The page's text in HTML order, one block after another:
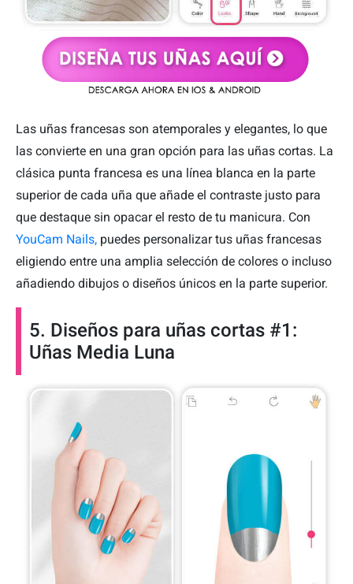
Las uñas francesas son atemporales y elegantes, lo que
las convierte en una gran opción para las uñas cortas. La
clásica punta francesa es una línea blanca en la parte
superior de cada uña que añade el contraste justo para
que destaque sin opacar el resto de tu manicura. Con
YouCam Nails, puedes personalizar tus uñas francesas
eligiendo entre una amplia selección de colores o incluso
añadiendo dibujos o diseños únicos en la parte superior.
5. Diseños para uñas cortas #1:
Uñas Media Luna